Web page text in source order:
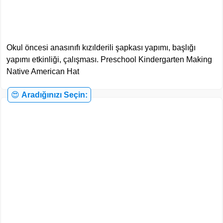
Okul öncesi anasınıfı kızılderili şapkası yapımı, başlığı
yapımı etkinliği, çalışması. Preschool Kindergarten Making
Native American Hat
😍 Aradığınızı Seçin: